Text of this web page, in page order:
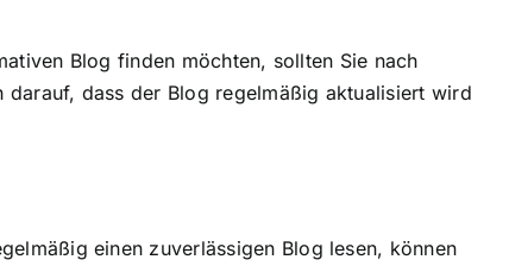
Blog finden möchten, sollten Sie nach
darauf, dass der Blog regelmäßig aktualisiert wird
einen zuverlässigen Blog lesen, können